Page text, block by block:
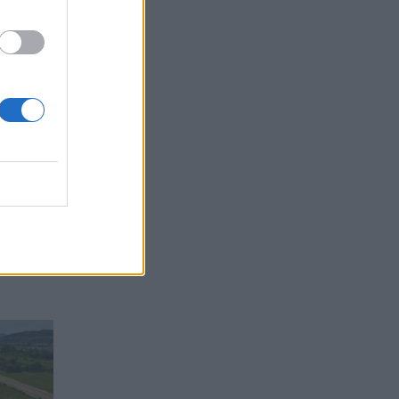
pak,
e